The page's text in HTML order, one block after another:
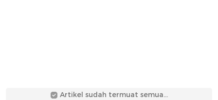
Artikel sudah termuat semua...